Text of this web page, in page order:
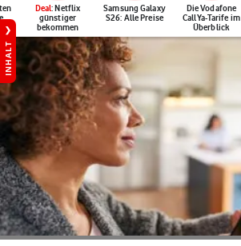
Deal: Netflix
günstiger
bekommen
Samsung Galaxy
S26: Alle Preise
Die Vodafone
CallYa-Tarife im
Überblick
INHALT